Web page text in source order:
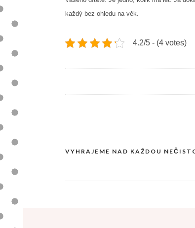
každý bez ohledu na věk.
4.2/5 - (4 votes)
Navigace
VYHRAJEME NAD KAŽDOU